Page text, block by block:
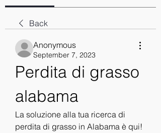
Back
Anonymous
September 7, 2023
Perdita di grasso
alabama
La soluzione alla tua ricerca di
perdita di grasso in Alabama è qui!